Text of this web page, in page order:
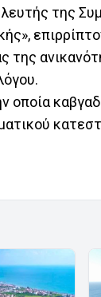
της
της
οποία